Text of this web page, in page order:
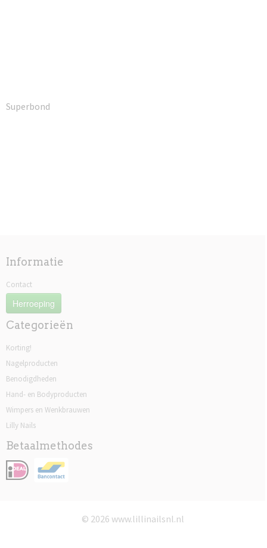
Superbond
Informatie
Contact
Herroeping
Categorieën
Korting!
Nagelproducten
Benodigdheden
Hand- en Bodyproducten
Wimpers en Wenkbrauwen
Lilly Nails
Betaalmethodes
© 2026 www.lillinailsnl.nl